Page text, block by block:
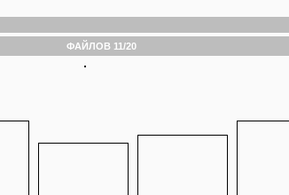
ФАЙЛОВ 11/20